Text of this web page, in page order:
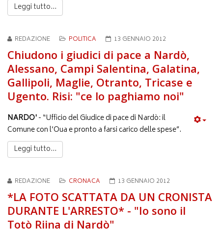
Leggi tutto...
REDAZIONE POLITICA 13 GENNAIO 2012
Chiudono i giudici di pace a Nardò,
Alessano, Campi Salentina, Galatina,
Gallipoli, Maglie, Otranto, Tricase e
Ugento. Risi: "ce lo paghiamo noi"
NARDO'- “Ufficio del Giudice di pace di Nardò: il
Comune con l’Oua e pronto a farsi carico delle spese”.
Leggi tutto...
REDAZIONE CRONACA 13 GENNAIO 2012
*LA FOTO SCATTATA DA UN CRONISTA
DURANTE L'ARRESTO* - "Io sono il
Totò Riina di Nardò"